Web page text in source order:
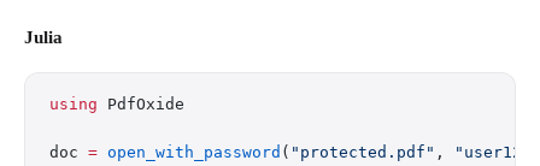
Julia
using PdfOxide
doc = open_with_password ( "protected.pdf" ,
"user123"